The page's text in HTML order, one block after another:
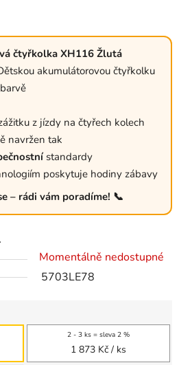
čtyřkolka XH116 Žlutá
akumulátorovou čtyřkolku
z jízdy na čtyřech kolech
navržen tak
standardy
poskytuje hodiny zábavy
– rádi vám poradíme! 📞
Momentálně nedostupné
5703LE78
2 - 3 ks = sleva 2 %
1 873 Kč / ks